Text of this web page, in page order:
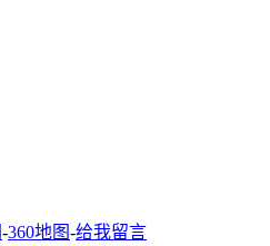
-360地图-给我留言